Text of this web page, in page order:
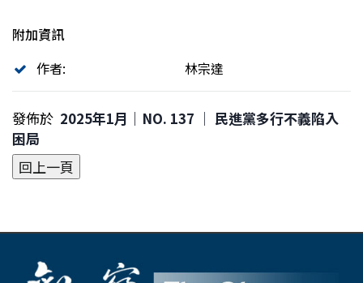
附加資訊
作者:
林宗達
發佈於 2025年1月｜NO. 137 │ 民進黨多行不義陷入
困局